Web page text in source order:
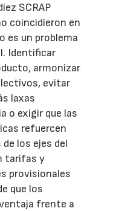
SCRAP
coincidieron en
es un problema
Identificar
armonizar
evitar
laxas
o exigir que las
refuercen
los ejes del
tarifas y
provisionales
que los
frente a